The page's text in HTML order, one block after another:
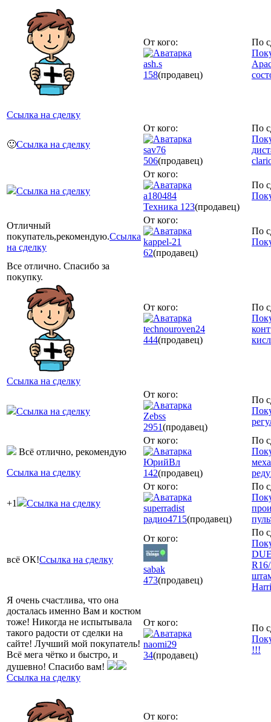
Ссылка на сделку
От кого:
ash.s
158(продавец)
По
🙂Ссылка на сделку
От кого:
sav76
506(продавец)
По
Ссылка на сделку
От кого:
a180484
Техника 123(продавец)
По
Отличный
покупатель,рекомендую.Ссылка
на сделку
От кого:
kappel-21
62(продавец)
По
Все отлично. Спасибо за
покупку.
Ссылка на сделку
От кого:
technouroven24
444(продавец)
По
Ссылка на сделку
От кого:
Zebss
2951(продавец)
По
Всё отлично, рекомендую
Ссылка на сделку
От кого:
ЮрийВл
142(продавец)
По
+1 Ссылка на сделку
От кого:
superradist
радио4715(продавец)
По
всё ОК!Ссылка на сделку
От кого:
sabak
473(продавец)
По
Я очень счастлива, что она
досталась именно Вам и костюм
тоже! Никогда не испытывала
такого радости от сделки на
сайте! Лучший мой покупатель!
Всё мега чётко и быстро, и
душевно! Спасибо вам!
Ссылка на сделку
От кого:
naomi29
34(продавец)
По
!!!
От кого: